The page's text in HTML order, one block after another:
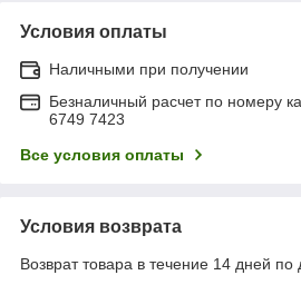
Условия оплаты
Наличными при получении
Безналичный расчет по номеру
6749 7423
Все условия оплаты
Условия возврата
Возврат товара в течение 14 дней по